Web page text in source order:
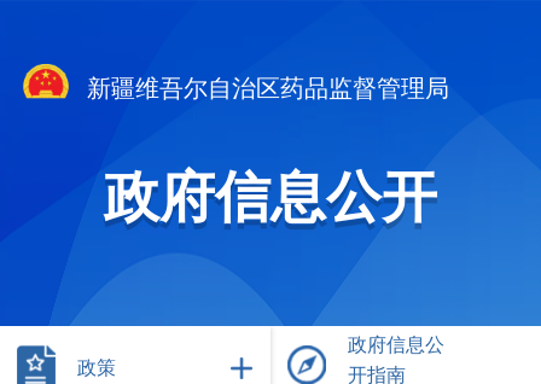
新疆维吾尔自治区药品监督管理局
政府信息公开
政策
政府信息公
开指南